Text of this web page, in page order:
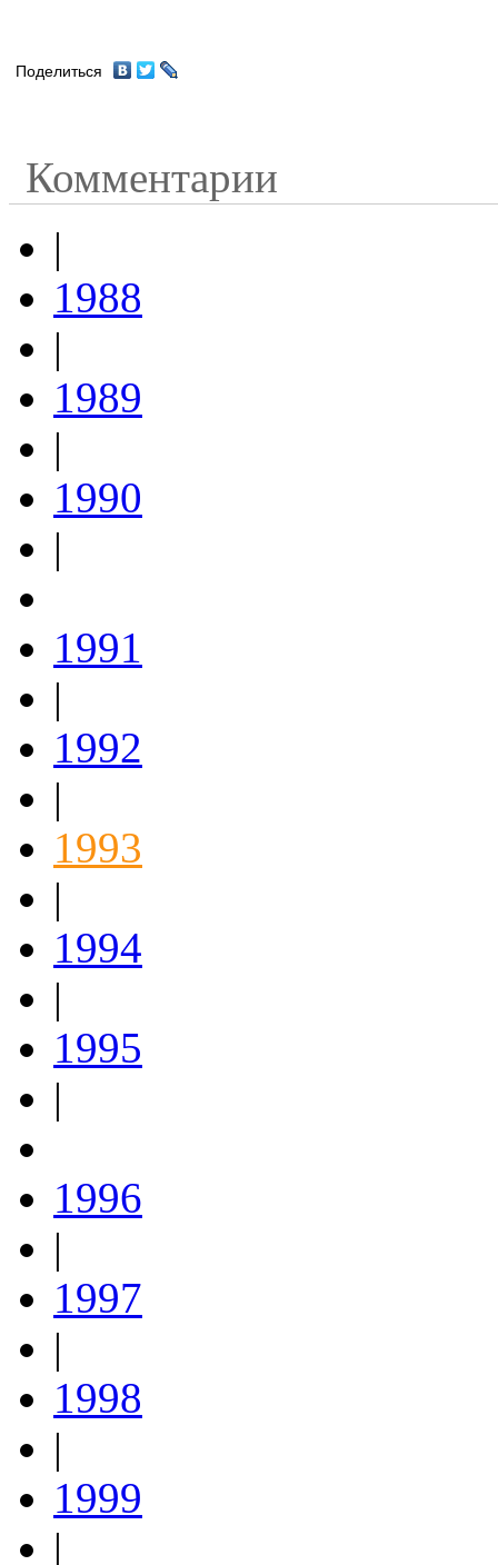
Поделиться
Комментарии
|
1988
|
1989
|
1990
|
1991
|
1992
|
1993
|
1994
|
1995
|
1996
|
1997
|
1998
|
1999
|